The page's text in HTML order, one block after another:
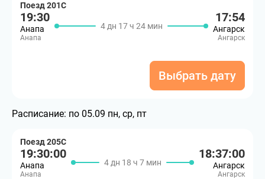
Поезд 201С
19:30
Анапа
Анапа
4 дн 17 ч 24 мин
17:54
Ангарск
Ангарск
Выбрать дату
Расписание: по 05.09 пн, ср, пт
Поезд 205С
19:30:00
Анапа
Анапа
4 дн 18 ч 7 мин
18:37:00
Ангарск
Ангарск